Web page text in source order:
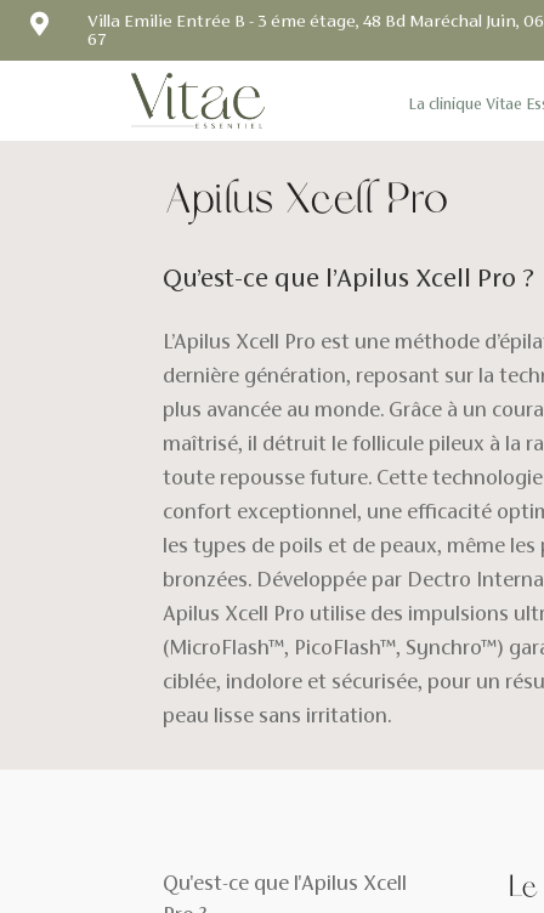

Villa Emilie Entrée B - 3 éme étage, 48 Bd Maréchal Juin,
67
La clinique Vitae
Apilus Xcell Pro
Qu’est-ce que l’Apilus Xcell Pro ?
L’Apilus Xcell Pro est une méthode
dernière génération, reposant sur la
plus avancée au monde. Grâce à un
maîtrisé, il détruit le follicule pileux à la
toute repousse future. Cette
confort exceptionnel, une efficacité
les types de poils et de peaux, même les
bronzées. Développée par Dectro
Apilus Xcell Pro utilise des impulsions
(MicroFlash™, PicoFlash™, Synchro™)
ciblée, indolore et sécurisée, pour un
peau lisse sans irritation.
Qu'est-ce que l'Apilus Xcell